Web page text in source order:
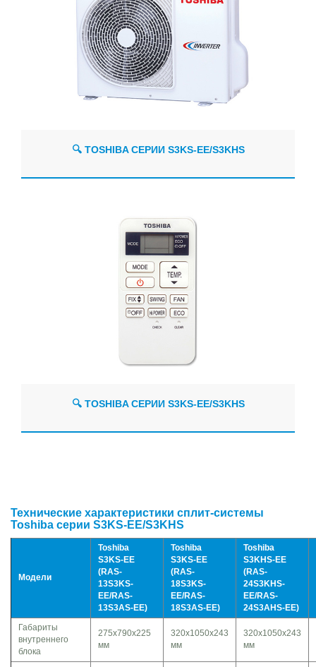
🔍 TOSHIBA СЕРИИ S3KS-EE/S3KHS
🔍 TOSHIBA СЕРИИ S3KS-EE/S3KHS
Технические характеристики сплит-системы
Toshiba серии S3KS-EE/S3KHS
Модели
Toshiba
S3KS-EE
(RAS-
13S3KS-
EE/RAS-
13S3AS-EE)
Toshiba
S3KS-EE
(RAS-
18S3KS-
EE/RAS-
18S3AS-EE)
Toshiba
S3KHS-EE
(RAS-
24S3KHS-
EE/RAS-
24S3AHS-EE)
Габариты
внутреннего
блока
275x790x225
мм
320x1050x243
мм
320x1050x243
мм